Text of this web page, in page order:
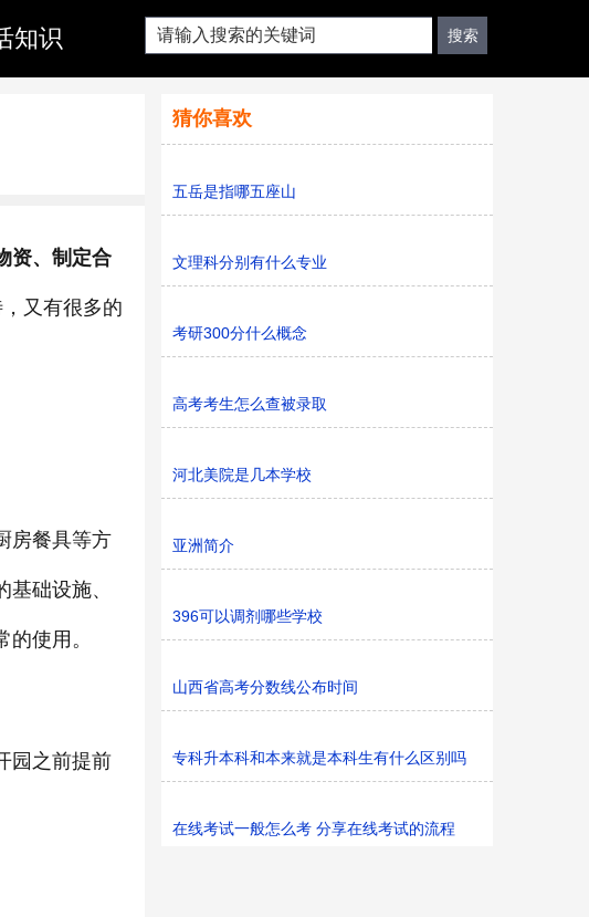
知识
资、制定合
又有很多的
房餐具等方
础设施、
使用。
园之前提前
猜你喜欢
五岳是指哪五座山
文理科分别有什么专业
考研300分什么概念
高考考生怎么查被录取
河北美院是几本学校
亚洲简介
396可以调剂哪些学校
山西省高考分数线公布时间
专科升本科和本来就是本科生有什么区别吗
在线考试一般怎么考 分享在线考试的流程